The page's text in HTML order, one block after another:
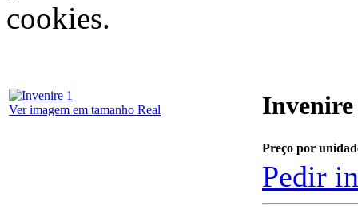
cookies.
Ver imagem em tamanho Real Invenire
Preço por
Pedir